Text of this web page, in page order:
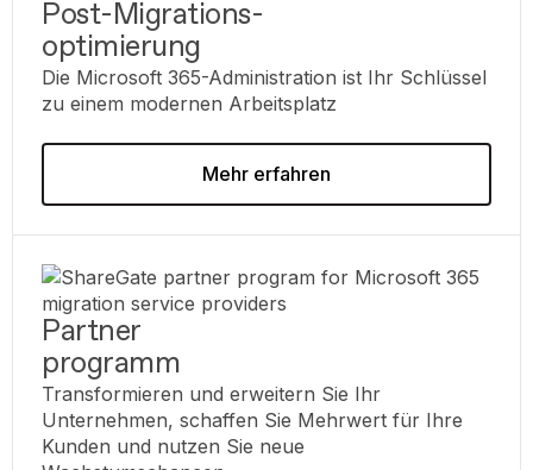
Post-Migrations-
optimierung
Die Microsoft 365-Administration ist Ihr Schlüssel
zu einem modernen Arbeitsplatz
Mehr erfahren
Partner
programm
Transformieren und erweitern Sie Ihr
Unternehmen, schaffen Sie Mehrwert für Ihre
Kunden und nutzen Sie neue